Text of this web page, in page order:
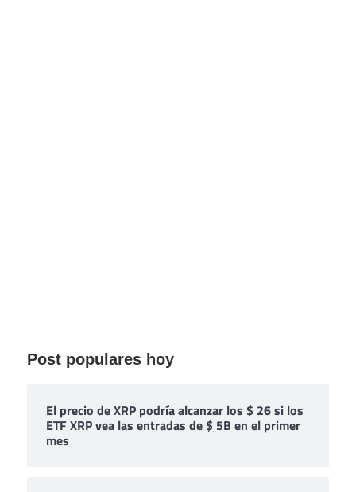
Post populares hoy
El precio de XRP podría alcanzar los $ 26 si los
ETF XRP vea las entradas de $ 5B en el primer
mes